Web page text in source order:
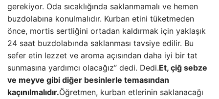
gerekiyor. Oda sıcaklığında saklanmamalı ve hemen
buzdolabına konulmalıdır. Kurban etini tüketmeden
önce, mortis sertliğini ortadan kaldırmak için yaklaşık
24 saat buzdolabında saklanması tavsiye edilir. Bu
sefer etin lezzet ve aroma açısından daha iyi bir tat
sunmasına yardımcı olacağız” dedi. Dedi.Et, çiğ sebze
ve meyve gibi diğer besinlerle temasından
kaçınılmalıdır.Öğretmen, kurban etlerinin saklanacağı